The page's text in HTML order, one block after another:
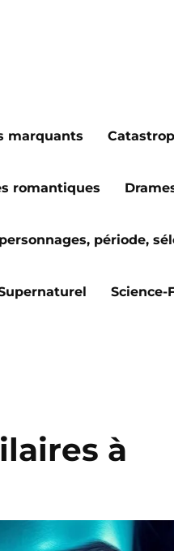
marquants
romantiques
période,
Science-
à